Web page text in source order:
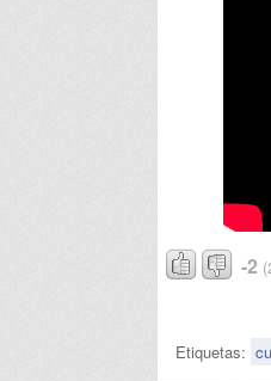
-2
Etiquetas: